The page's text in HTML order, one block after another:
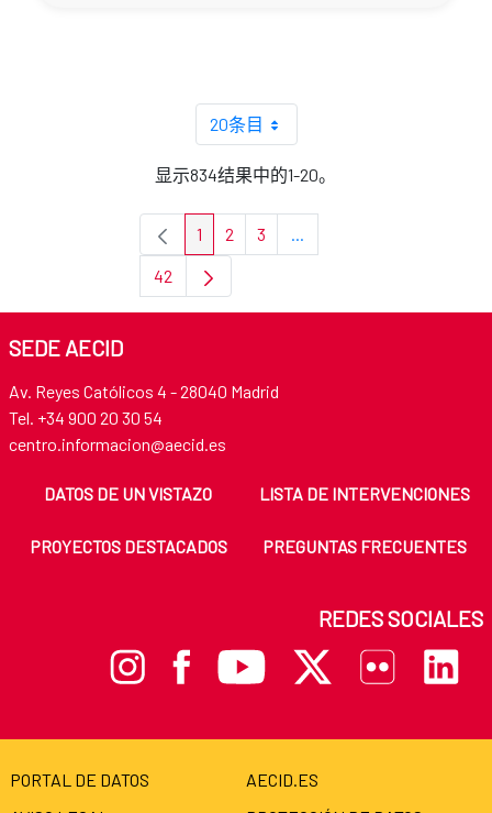
20条目
显示834结果中的1-20。
页面
1 页面
2 页面
3
中间页面 使用 TAB 键进
页面
42
SEDE AECID
Av. Reyes Católicos 4 - 28040 Madrid
Tel. +34 900 20 30 54
centro.informacion@aecid.es
DATOS DE UN VISTAZO LISTA DE INTERVENCIONES
PROYECTOS DESTACADOS PREGUNTAS FRECUENTES
REDES SOCIALES
PORTAL DE DATOS
AECID.ES